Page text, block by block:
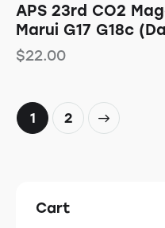
APS 23rd CO2
Marui G17 G18c
$22.00
1 2
→
Cart